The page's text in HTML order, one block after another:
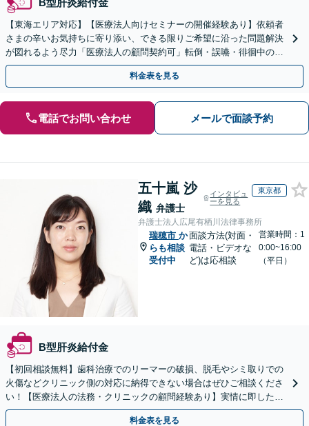
【東海エリア対応】【医療法人向けセミナーの開催経験あり】依頼者
さまの辛いお気持ちに寄り添い、できる限りご希望に沿った問題解決
が図れるよう尽力「医療法人の顧問契約可」転倒・誤嚥・徘徊中の事
故など、介護事故のご相談も対応【休日・夜間相談可】
料金表を見る
電話でお問い合わせ メールで面談予約
五十嵐 沙
織 弁護士
インタビュ
ーを見る
東京都
弁護士法人広尾有栖川法律事務所
瑞穂市 か
らも相談
受付中
面談方法(対面・
電話・ビデオな
ど)は応相談
営業時間：1
0:00~16:00
（平日）
B型肝炎給付金
【初回相談無料】歯科治療でのリーマーの破損、脱毛やシミ取りでの
火傷などクリニック側の対応に納得できない場合はぜひご相談くださ
い！【医療法人の法務・クリニックの顧問経験あり】実情に即したア
ドバイスで、納得のできるトラブルの解決を目指します。
料金表を見る